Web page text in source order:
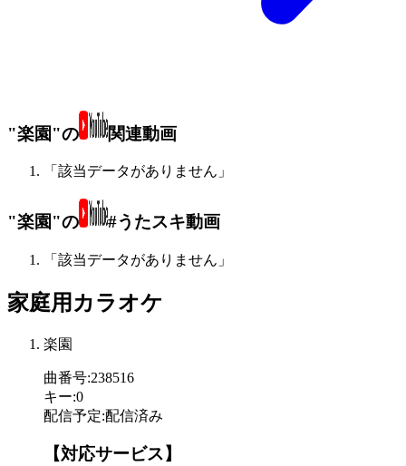
"楽園"の 関連動画
「該当データがありません」
"楽園"の #うたスキ動画
「該当データがありません」
家庭用カラオケ
楽園
曲番号:238516
キー:0
配信予定:配信済み
【対応サービス】